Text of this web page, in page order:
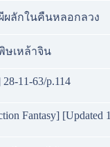
ผลักในคืนหลอกลวง
ษเหล้าจิน
11-63/p.114
Fantasy] [Updated